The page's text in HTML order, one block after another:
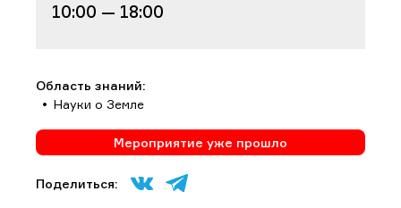
10:00 — 18:00
Область знаний:
Науки о Земле
Мероприятие уже прошло
Поделиться: